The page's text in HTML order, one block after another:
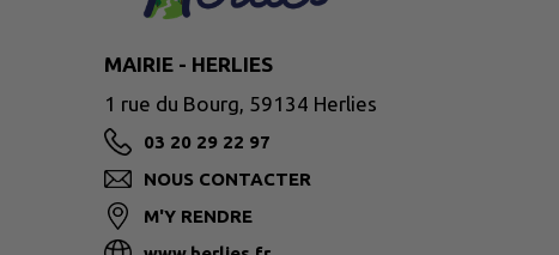
MAIRIE - HERLIES
1 rue du Bourg, 59134 Herlies
03 20 29 22 97
NOUS CONTACTER
M'Y RENDRE